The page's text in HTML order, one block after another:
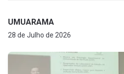
UMUARAMA
28 de Julho de 2026